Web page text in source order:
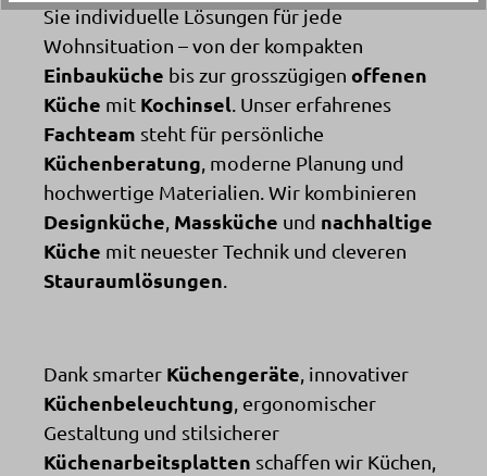
Sie individuelle Lösungen für jede
Wohnsituation – von der kompakten
Einbauküche bis zur grosszügigen offenen
Küche mit Kochinsel . Unser erfahrenes
Fachteam steht für persönliche
Küchenberatung , moderne Planung und
hochwertige Materialien. Wir kombinieren
Designküche Massküche und nachhaltige
Küche mit neuester Technik und cleveren
Stauraumlösungen
Dank smarter Küchengeräte , innovativer
Küchenbeleuchtung , ergonomischer
Gestaltung und stilsicherer
Küchenarbeitsplatten schaffen wir Küchen,